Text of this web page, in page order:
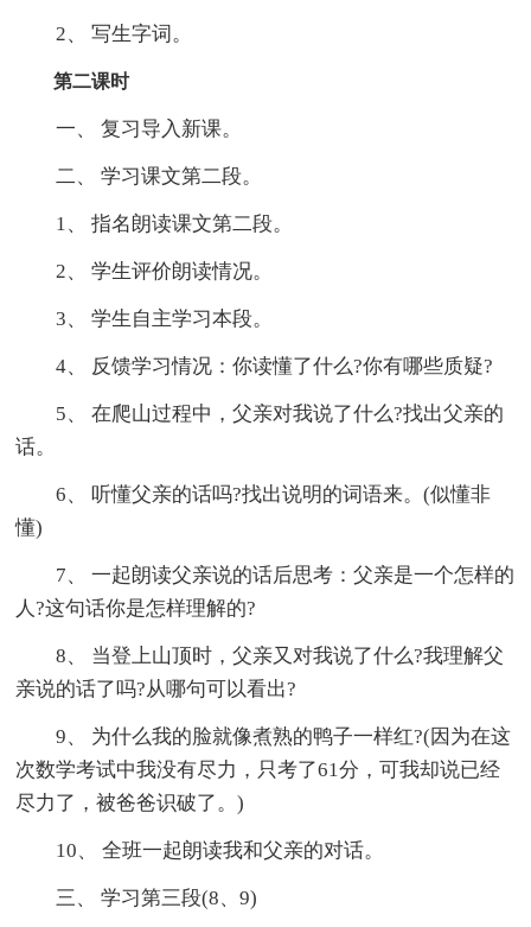
2、 写生字词。
第二课时
一、 复习导入新课。
二、 学习课文第二段。
1、 指名朗读课文第二段。
2、 学生评价朗读情况。
3、 学生自主学习本段。
4、 反馈学习情况：你读懂了什么?你有哪些质疑?
5、 在爬山过程中，父亲对我说了什么?找出父亲的
话。
6、 听懂父亲的话吗?找出说明的词语来。(似懂非
懂)
7、 一起朗读父亲说的话后思考：父亲是一个怎样的
人?这句话你是怎样理解的?
8、 当登上山顶时，父亲又对我说了什么?我理解父
亲说的话了吗?从哪句可以看出?
9、 为什么我的脸就像煮熟的鸭子一样红?(因为在这
次数学考试中我没有尽力，只考了61分，可我却说已经
尽力了，被爸爸识破了。)
10、 全班一起朗读我和父亲的对话。
三、 学习第三段(8、9)